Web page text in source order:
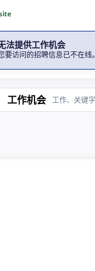
了解我们的公司
法提供工作机会
要访问的招聘信息已不在线。
作机会
工作机会